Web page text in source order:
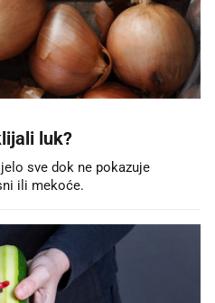
luk?
sve dok ne pokazuje
ili mekoće.